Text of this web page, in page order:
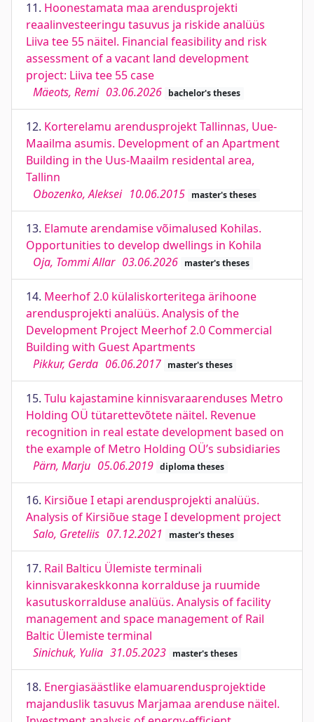
11. Hoonestamata maa arendusprojekti
reaalinvesteeringu tasuvus ja riskide analüüs
Liiva tee 55 näitel. Financial feasibility and risk
assessment of a vacant land development
project: Liiva tee 55 case
Mäeots, Remi 03.06.2026 bachelor's theses
12. Korterelamu arendusprojekt Tallinnas, Uue-
Maailma asumis. Development of an Apartment
Building in the Uus-Maailm residental area,
Tallinn
Obozenko, Aleksei 10.06.2015 master's theses
13. Elamute arendamise võimalused Kohilas.
Opportunities to develop dwellings in Kohila
Oja, Tommi Allar 03.06.2026 master's theses
14. Meerhof 2.0 külaliskorteritega ärihoone
arendusprojekti analüüs. Analysis of the
Development Project Meerhof 2.0 Commercial
Building with Guest Apartments
Pikkur, Gerda 06.06.2017 master's theses
15. Tulu kajastamine kinnisvaraarenduses Metro
Holding OÜ tütarettevõtete näitel. Revenue
recognition in real estate development based on
the example of Metro Holding OÜ’s subsidiaries
Pärn, Marju 05.06.2019 diploma theses
16. Kirsiõue I etapi arendusprojekti analüüs.
Analysis of Kirsiõue stage I development project
Salo, Greteliis 07.12.2021 master's theses
17. Rail Balticu Ülemiste terminali
kinnisvarakeskkonna korralduse ja ruumide
kasutuskorralduse analüüs. Analysis of facility
management and space management of Rail
Baltic Ülemiste terminal
Sinichuk, Yulia 31.05.2023 master's theses
18. Energiasäästlike elamuarendusprojektide
majanduslik tasuvus Marjamaa arenduse näitel.